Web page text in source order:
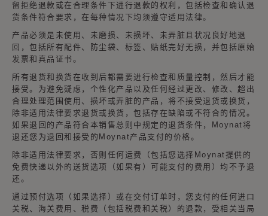
留拒绝退款或在合理条件下进行退款的权利，包括检查和确认退
货条件符合要求，在每种情况下均须遵守适用法律。
产品必须是未使用、未磨损、未损坏、未弄脏且状况良好地退
回，包括所有配件、防尘袋、标签、贴纸完好无损，并包括原始
发票和真品证书。
所有退货和换货在收到后都需要进行检查和质量控制，然后才能
接受。为避免疑虑，个性化产品以及任何经过更改、修改、超出
合理处理范围使用、损坏或弄脏的产品，将不接受退货或换货，
除非适用法律要求退货或换货，包括存在缺陷或不符合的情况。
如果退回的产品符合本销售总则中规定的退货条件，Moynat将
退还您为退回和接受的Moynat产品支付的价格。
除非适用法律要求，否则任何运费（包括您选择Moynat提供的
免费快递以外的送货选项（如果有）可能支付的费用）均不予退
还。
通过预付选项（如果选择）或在交付订单时，您支付的任何进口
关税、海关费用、税费（包括税费和关税）的退款，受相关当局